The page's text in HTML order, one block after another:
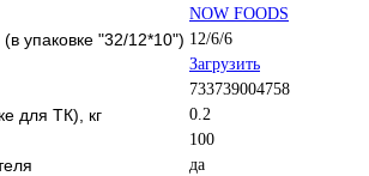
NOW FOODS
упаковке "32/12*10") 12/6/6
Загрузить
733739004758
для ТК), кг 0.2
100
да